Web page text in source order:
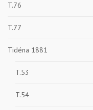
T.76
T.77
Tidéna 1881
T.53
T.54